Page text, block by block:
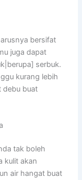
bersifat
juga dapat
serbuk.
kurang lebih
debu buat
tak boleh
kulit akan
air hangat buat